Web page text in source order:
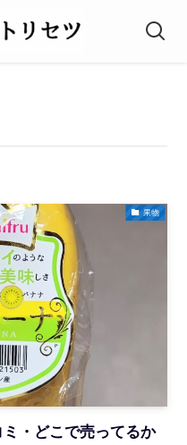
果物
・どこで売ってるか